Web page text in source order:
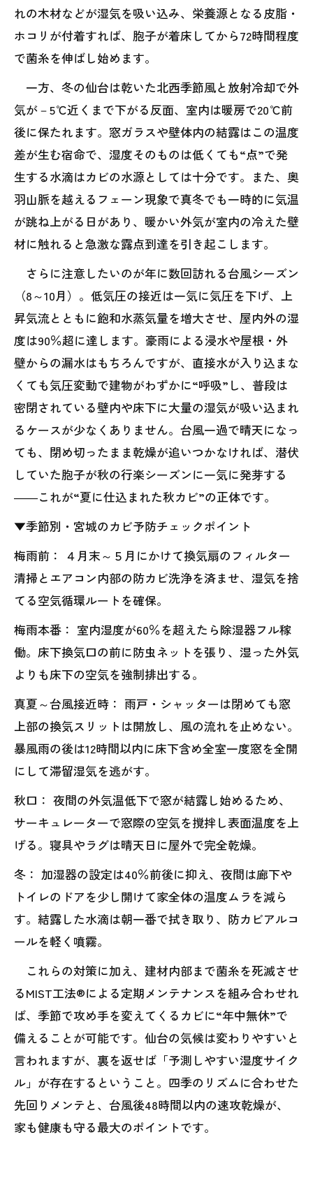
れの木材などが湿気を吸い込み、栄養源となる皮脂・
ホコリが付着すれば、胞子が着床してから72時間程度
で菌糸を伸ばし始めます。
一方、冬の仙台は乾いた北西季節風と放射冷却で外
気が－5℃近くまで下がる反面、室内は暖房で20℃前
後に保たれます。窓ガラスや壁体内の結露はこの温度
差が生む宿命で、湿度そのものは低くても“点”で発
生する水滴はカビの水源としては十分です。また、奥
羽山脈を越えるフェーン現象で真冬でも一時的に気温
が跳ね上がる日があり、暖かい外気が室内の冷えた壁
材に触れると急激な露点到達を引き起こします。
さらに注意したいのが年に数回訪れる台風シーズン
（8～10月）。低気圧の接近は一気に気圧を下げ、上
昇気流とともに飽和水蒸気量を増大させ、屋内外の湿
度は90％超に達します。豪雨による浸水や屋根・外
壁からの漏水はもちろんですが、直接水が入り込まな
くても気圧変動で建物がわずかに“呼吸”し、普段は
密閉されている壁内や床下に大量の湿気が吸い込まれ
るケースが少なくありません。台風一過で晴天になっ
ても、閉め切ったまま乾燥が追いつかなければ、潜伏
していた胞子が秋の行楽シーズンに一気に発芽する
――これが“夏に仕込まれた秋カビ”の正体です。
▼季節別・宮城のカビ予防チェックポイント
梅雨前： ４月末～５月にかけて換気扇のフィルター
清掃とエアコン内部の防カビ洗浄を済ませ、湿気を捨
てる空気循環ルートを確保。
梅雨本番： 室内湿度が60％を超えたら除湿器フル稼
働。床下換気口の前に防虫ネットを張り、湿った外気
よりも床下の空気を強制排出する。
真夏～台風接近時： 雨戸・シャッターは閉めても窓
上部の換気スリットは開放し、風の流れを止めない。
暴風雨の後は12時間以内に床下含め全室一度窓を全開
にして滞留湿気を逃がす。
秋口： 夜間の外気温低下で窓が結露し始めるため、
サーキュレーターで窓際の空気を撹拌し表面温度を上
げる。寝具やラグは晴天日に屋外で完全乾燥。
冬： 加湿器の設定は40％前後に抑え、夜間は廊下や
トイレのドアを少し開けて家全体の温度ムラを減ら
す。結露した水滴は朝一番で拭き取り、防カビアルコ
ールを軽く噴霧。
これらの対策に加え、建材内部まで菌糸を死滅させ
るMIST工法®による定期メンテナンスを組み合わせれ
ば、季節で攻め手を変えてくるカビに“年中無休”で
備えることが可能です。仙台の気候は変わりやすいと
言われますが、裏を返せば「予測しやすい湿度サイク
ル」が存在するということ。四季のリズムに合わせた
先回りメンテと、台風後48時間以内の速攻乾燥が、
家も健康も守る最大のポイントです。